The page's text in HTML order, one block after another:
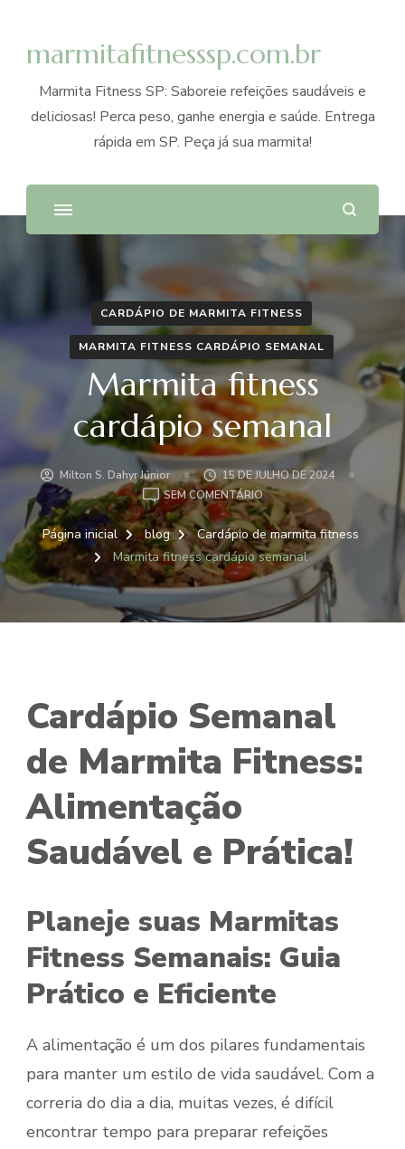
marmitafitnesssp.com.br
Marmita Fitness SP: Saboreie refeições saudáveis e
deliciosas! Perca peso, ganhe energia e saúde. Entrega
rápida em SP. Peça já sua marmita!
CARDÁPIO DE MARMITA FITNESS
MARMITA FITNESS CARDÁPIO SEMANAL
Marmita fitness
cardápio semanal
Milton S. Dahyr Júnior
15 DE JULHO DE 2024
SEM COMENTÁRIOEM
MARMITA
FITNESS
CARDÁPIO
SEMANAL
Página inicial blog
Cardápio de marmita fitness
Marmita fitness cardápio semanal
Cardápio Semanal
de Marmita Fitness:
Alimentação
Saudável e Prática!
Planeje suas Marmitas
Fitness Semanais: Guia
Prático e Eficiente
A alimentação é um dos pilares fundamentais
para manter um estilo de vida saudável. Com a
correria do dia a dia, muitas vezes, é difícil
encontrar tempo para preparar refeições